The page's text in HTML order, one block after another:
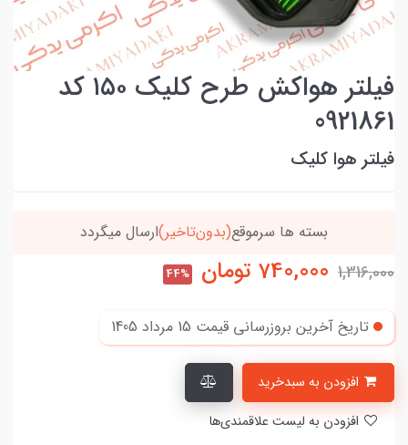
فیلتر هواکش طرح کلیک ۱۵۰ کد
0921861
فیلتر هوا کلیک
خریدتو به5میلیون برسون،ارسالت‌رایگانه
1,316,000
740,000 تومان 44%
تاریخ آخرین بروزرسانی قیمت 15 مرداد 1405